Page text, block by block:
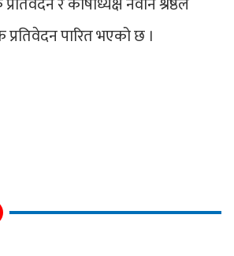
पारित भएको छ ।